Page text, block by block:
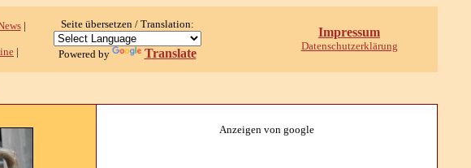
|
|
Seite übersetzen / Translation:
Powered by Translate
Impressum
Datenschutzerklärung
Anzeigen von google